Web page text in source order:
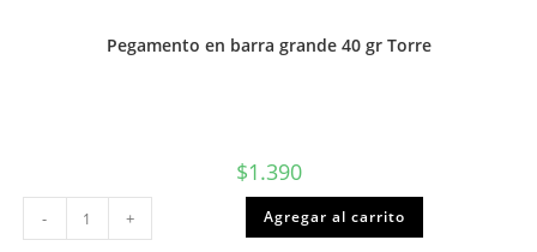
Pegamento en barra grande 40 gr Torre
$1.390
Pegamento
en
barra
- + Agregar al carrito